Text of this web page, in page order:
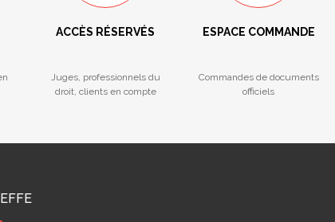
ACCÈS RÉSERVÉS
Juges, professionnels du
droit, clients en compte
ESPACE COMMANDE
Commandes de documents
officiels